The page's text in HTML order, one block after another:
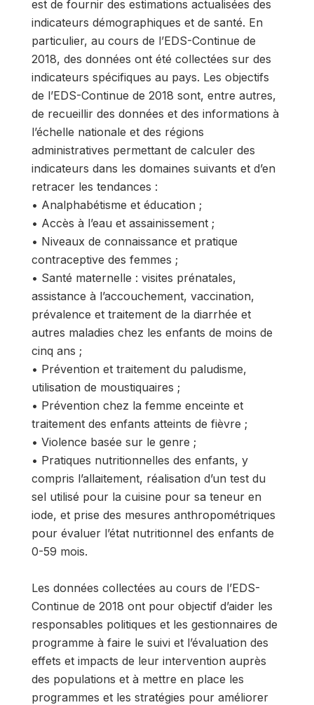
est de fournir des estimations actualisées des
indicateurs démographiques et de santé. En
particulier, au cours de l’EDS-Continue de
2018, des données ont été collectées sur des
indicateurs spécifiques au pays. Les objectifs
de l’EDS-Continue de 2018 sont, entre autres,
de recueillir des données et des informations à
l’échelle nationale et des régions
administratives permettant de calculer des
indicateurs dans les domaines suivants et d’en
retracer les tendances :
• Analphabétisme et éducation ;
• Accès à l’eau et assainissement ;
• Niveaux de connaissance et pratique
contraceptive des femmes ;
• Santé maternelle : visites prénatales,
assistance à l’accouchement, vaccination,
prévalence et traitement de la diarrhée et
autres maladies chez les enfants de moins de
cinq ans ;
• Prévention et traitement du paludisme,
utilisation de moustiquaires ;
• Prévention chez la femme enceinte et
traitement des enfants atteints de fièvre ;
• Violence basée sur le genre ;
• Pratiques nutritionnelles des enfants, y
compris l’allaitement, réalisation d’un test du
sel utilisé pour la cuisine pour sa teneur en
iode, et prise des mesures anthropométriques
pour évaluer l’état nutritionnel des enfants de
0-59 mois.
Les données collectées au cours de l’EDS-
Continue de 2018 ont pour objectif d’aider les
responsables politiques et les gestionnaires de
programme à faire le suivi et l’évaluation des
effets et impacts de leur intervention auprès
des populations et à mettre en place les
programmes et les stratégies pour améliorer